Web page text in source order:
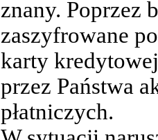
znany. Poprzez
zaszyfrowane
karty
przez Państwa
płatniczych.